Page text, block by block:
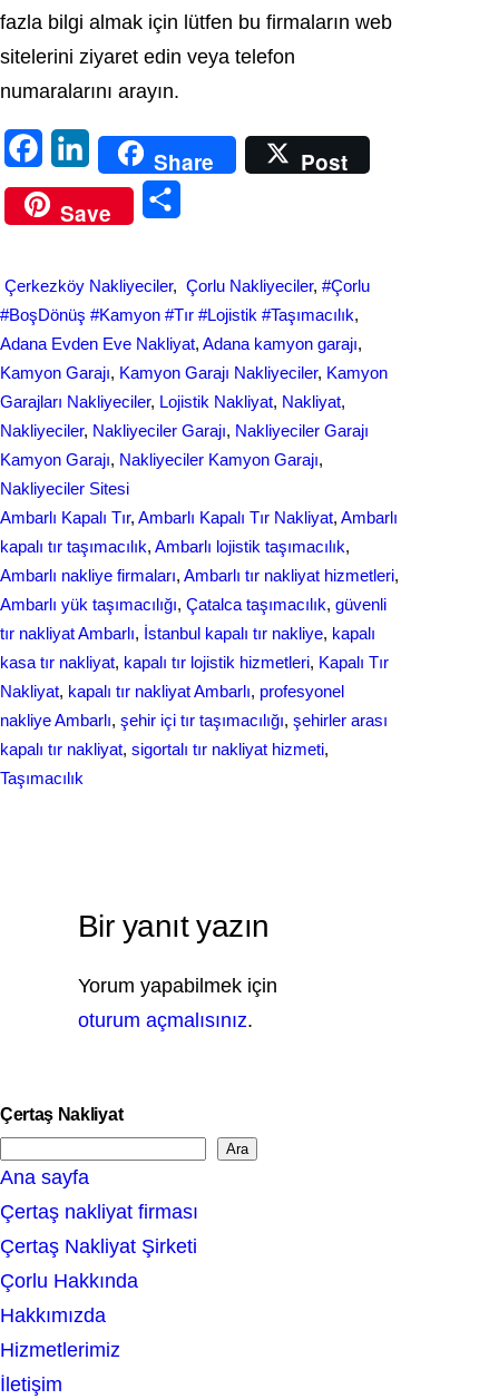
fazla bilgi almak için lütfen bu firmaların web
sitelerini ziyaret edin veya telefon
numaralarını arayın.
a
c
o
o
k
i
n
d
I
n
Share
Post
Save
r
e
Çerkezköy Nakliyeciler, Çorlu Nakliyeciler, #Çorlu
#BoşDönüş #Kamyon #Tır #Lojistik #Taşımacılık
Adana Evden Eve Nakliyat, Adana kamyon garajı
Kamyon Garajı, Kamyon Garajı Nakliyeciler, Kamyon
Garajları Nakliyeciler, Lojistik Nakliyat, Nakliyat
Nakliyeciler, Nakliyeciler Garajı, Nakliyeciler Garajı
Kamyon Garajı, Nakliyeciler Kamyon Garajı
Nakliyeciler Sitesi
Ambarlı Kapalı Tır, Ambarlı Kapalı Tır Nakliyat, Ambarlı
kapalı tır taşımacılık, Ambarlı lojistik taşımacılık
Ambarlı nakliye firmaları, Ambarlı tır nakliyat hizmetleri
Ambarlı yük taşımacılığı, Çatalca taşımacılık, güvenli
tır nakliyat Ambarlı, İstanbul kapalı tır nakliye, kapalı
kasa tır nakliyat, kapalı tır lojistik hizmetleri, Kapalı Tır
Nakliyat, kapalı tır nakliyat Ambarlı, profesyonel
nakliye Ambarlı, şehir içi tır taşımacılığı, şehirler arası
kapalı tır nakliyat, sigortalı tır nakliyat hizmeti
Taşımacılık
Bir yanıt yazın
Yorum yapabilmek için
oturum açmalısınız.
Çertaş Nakliyat
e
a
r
c
h
Ara
Ana sayfa
Çertaş nakliyat firması
Çertaş Nakliyat Şirketi
Çorlu Hakkında
Hakkımızda
Hizmetlerimiz
İletişim